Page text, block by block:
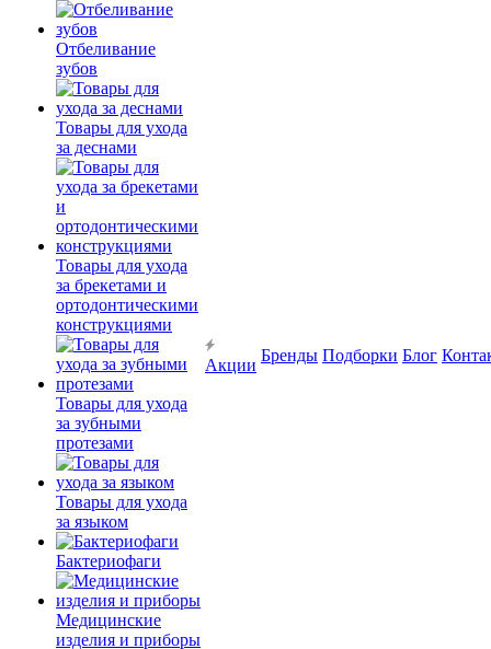
Отбеливание
зубов
Товары для ухода
за деснами
Товары для ухода
за брекетами и
ортодонтическими
конструкциями
Товары для ухода
за зубными
протезами
Товары для ухода
за языком
Бактериофаги
Медицинские
изделия и приборы
Акции
Бренды Подборки Блог